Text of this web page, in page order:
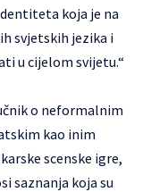
koja je na
svjetskih jezika i
u cijelom svijetu.“
o neformalnim
kao inim
scenske igre,
saznanja koja su